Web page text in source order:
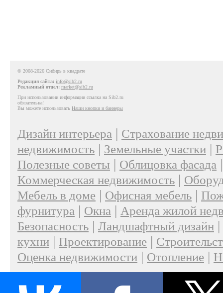
© 2008-2026 Сибирь в квадрате
Редакция сайта: info@sib2.ru
Рекламный отдел: market@sib2.ru
При использовании информации ссылка на Sib2.ru
обязательна!
Вы можете использовать Наши кнопки и баннеры
Дизайн интерьера | Страхование
недвижимость | Земельные участки |
Полезные советы | Облицовка фасада
Коммерческая недвижимость |
Мебель в доме | Офисная мебель |
фурнитура | Окна | Аренда жилой
Безопасность | Ландшафтный дизайн |
кухни | Проектирование |
Оценка недвижимости | Отопление |
О проекте|